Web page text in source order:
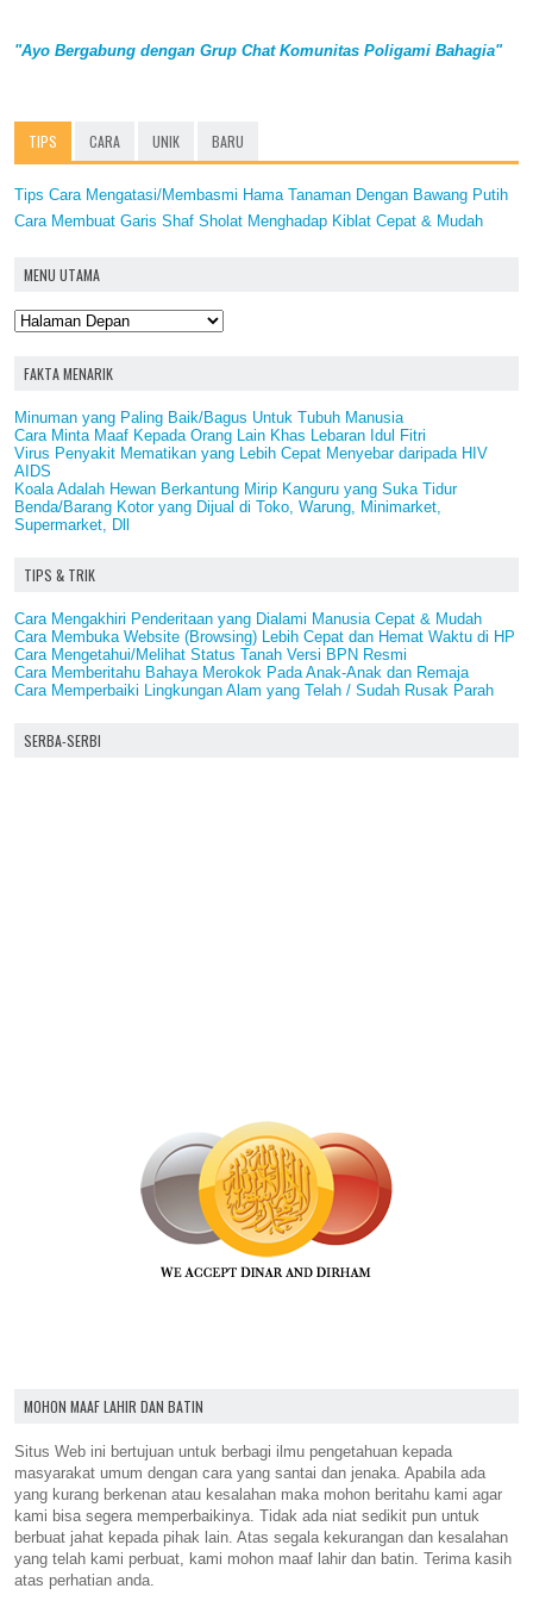
"Ayo Bergabung dengan Grup Chat Komunitas Poligami Bahagia"
TIPS CARA UNIK BARU
Tips Cara Mengatasi/Membasmi Hama Tanaman Dengan Bawang Putih
Cara Membuat Garis Shaf Sholat Menghadap Kiblat Cepat & Mudah
MENU UTAMA
FAKTA MENARIK
Minuman yang Paling Baik/Bagus Untuk Tubuh Manusia
Cara Minta Maaf Kepada Orang Lain Khas Lebaran Idul Fitri
Virus Penyakit Mematikan yang Lebih Cepat Menyebar daripada HIV
AIDS
Koala Adalah Hewan Berkantung Mirip Kanguru yang Suka Tidur
Benda/Barang Kotor yang Dijual di Toko, Warung, Minimarket,
Supermarket, Dll
TIPS & TRIK
Cara Mengakhiri Penderitaan yang Dialami Manusia Cepat & Mudah
Cara Membuka Website (Browsing) Lebih Cepat dan Hemat Waktu di HP
Cara Mengetahui/Melihat Status Tanah Versi BPN Resmi
Cara Memberitahu Bahaya Merokok Pada Anak-Anak dan Remaja
Cara Memperbaiki Lingkungan Alam yang Telah / Sudah Rusak Parah
SERBA-SERBI
MOHON MAAF LAHIR DAN BATIN
Situs Web ini bertujuan untuk berbagi ilmu pengetahuan kepada
masyarakat umum dengan cara yang santai dan jenaka. Apabila ada
yang kurang berkenan atau kesalahan maka mohon beritahu kami agar
kami bisa segera memperbaikinya. Tidak ada niat sedikit pun untuk
berbuat jahat kepada pihak lain. Atas segala kekurangan dan kesalahan
yang telah kami perbuat, kami mohon maaf lahir dan batin. Terima kasih
atas perhatian anda.